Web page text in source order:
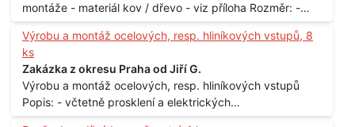
montáže - materiál kov / dřevo - viz příloha Rozměr: -
150 x 122 cm Lokalita: - Senohraby Nabídky na e-mail.
Výrobu a montáž ocelových, resp. hliníkových vstupů, 8
ks
Zakázka z okresu Praha od Jiří G.
Výrobu a montáž ocelových, resp. hliníkových vstupů
Popis: - včtetně prosklení a elektrických
samozamýkacích zámků pro panelový dům - jedná se o